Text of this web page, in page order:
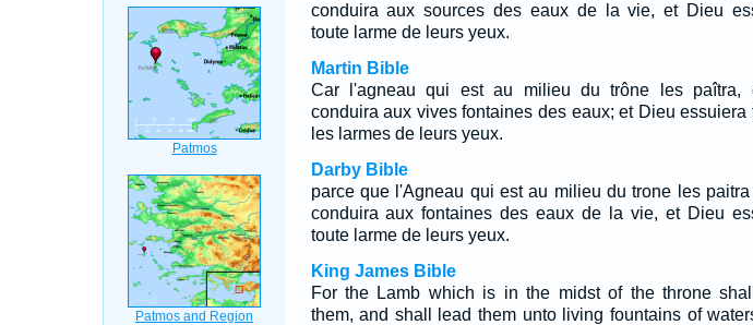
conduira aux sources des eaux de la vie, et Dieu
toute larme de leurs yeux.
Martin Bible
Car l'agneau qui est au milieu du trône les paîtra,
conduira aux vives fontaines des eaux; et Dieu essuiera
les larmes de leurs yeux.
Darby Bible
parce que l'Agneau qui est au milieu du trone les
conduira aux fontaines des eaux de la vie, et Dieu
toute larme de leurs yeux.
King James Bible
For the Lamb which is in the midst of the throne
them, and shall lead them unto living fountains of